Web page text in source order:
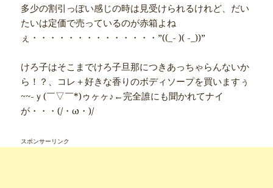
多少の割引っぽい感じの時は見受けられるけれど、だい
たいは定価で売っているのが赤箱よね
ぇ・・・・・・・・・・・・・・”((_- )( -_))”
けろ子はそこまでけろ子旦那につきあっちゃらんないか
ら！？、コレ＋好きな香りのボディソープを買いますぅ
~~-ｙ(￣▽￣*)ゥヶヶ♪←完全誰にも聞かれてナイ
が・・・(/・ω・)/
スポンサーリンク